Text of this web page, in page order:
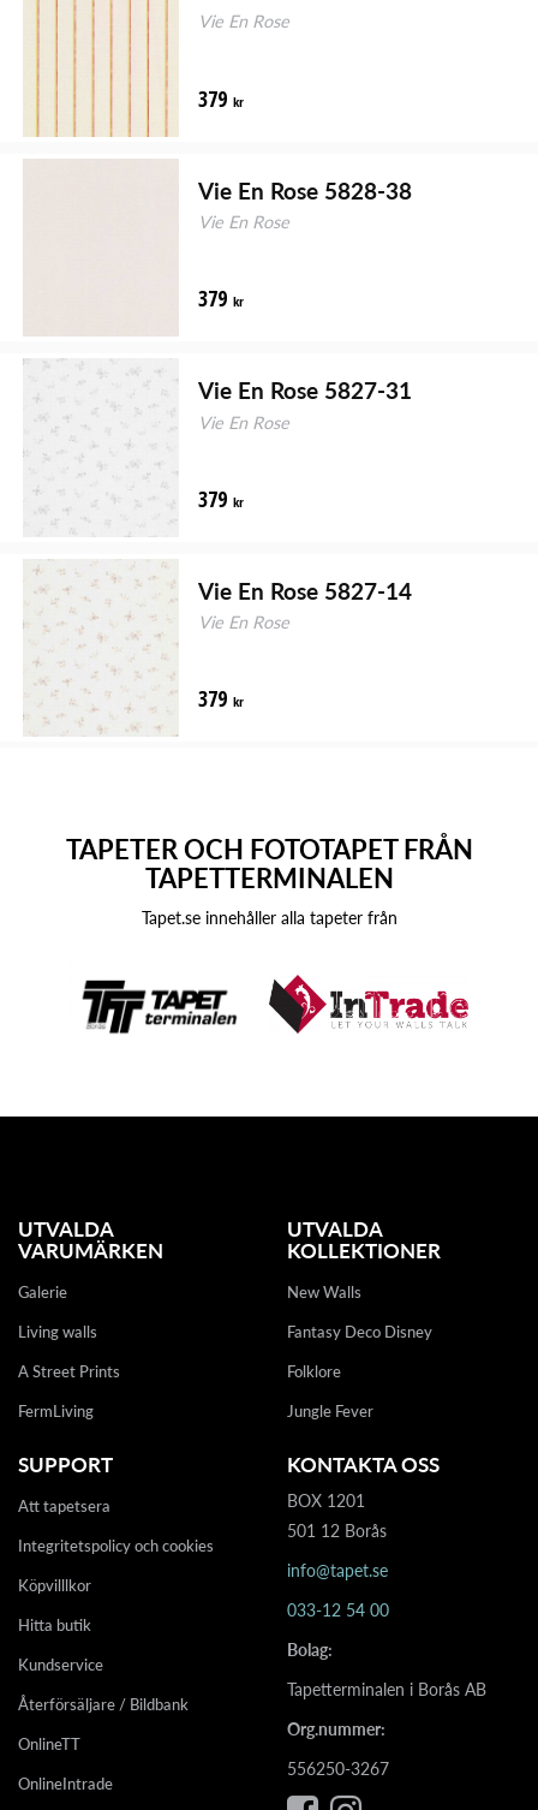
Vie En Rose
379 kr
Vie En Rose 5828-38
Vie En Rose
379 kr
Vie En Rose 5827-31
Vie En Rose
379 kr
Vie En Rose 5827-14
Vie En Rose
379 kr
TAPETER OCH FOTOTAPET FRÅN
TAPETTERMINALEN
Tapet.se innehåller alla tapeter från
UTVALDA
VARUMÄRKEN
Galerie
Living walls
A Street Prints
FermLiving
UTVALDA
KOLLEKTIONER
New Walls
Fantasy Deco Disney
Folklore
Jungle Fever
SUPPORT
Att tapetsera
Integritetspolicy och cookies
Köpvilllkor
Hitta butik
Kundservice
Återförsäljare / Bildbank
OnlineTT
OnlineIntrade
KONTAKTA OSS
BOX 1201
501 12 Borås
info@tapet.se
033-12 54 00
Bolag:
Tapetterminalen i Borås AB
Org.nummer:
556250-3267